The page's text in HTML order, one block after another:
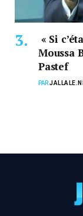
« Si
Moussa
Pastef
PAR